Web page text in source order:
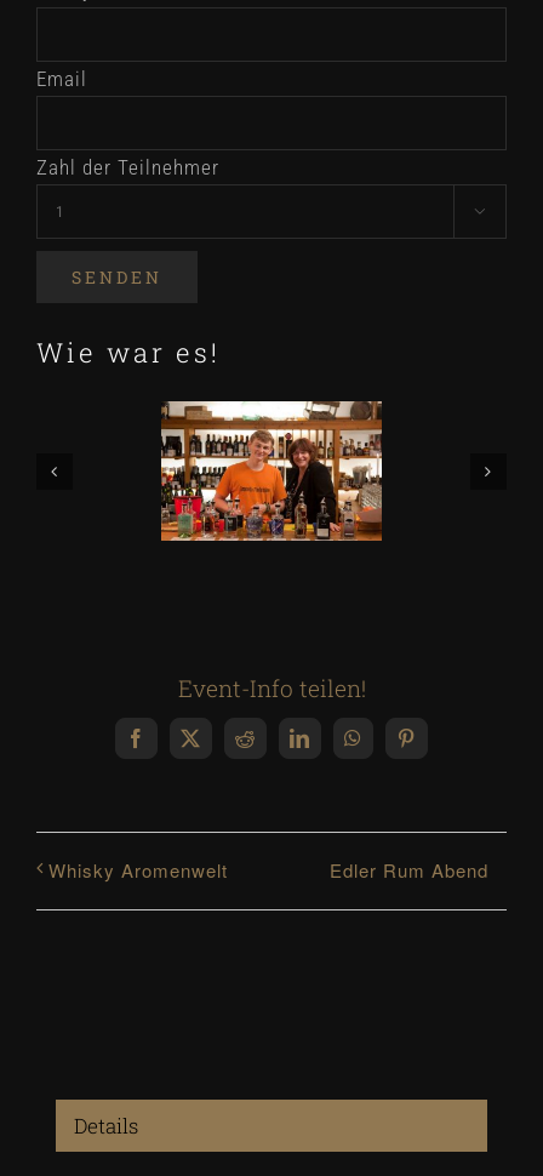
Email
Zahl der Teilnehmer

Wie war es!
Event-Info teilen!
Facebook
X RedditLinkedInWhatsAppPinterest
Whisky Aromenwelt Edler Rum Abend
Details